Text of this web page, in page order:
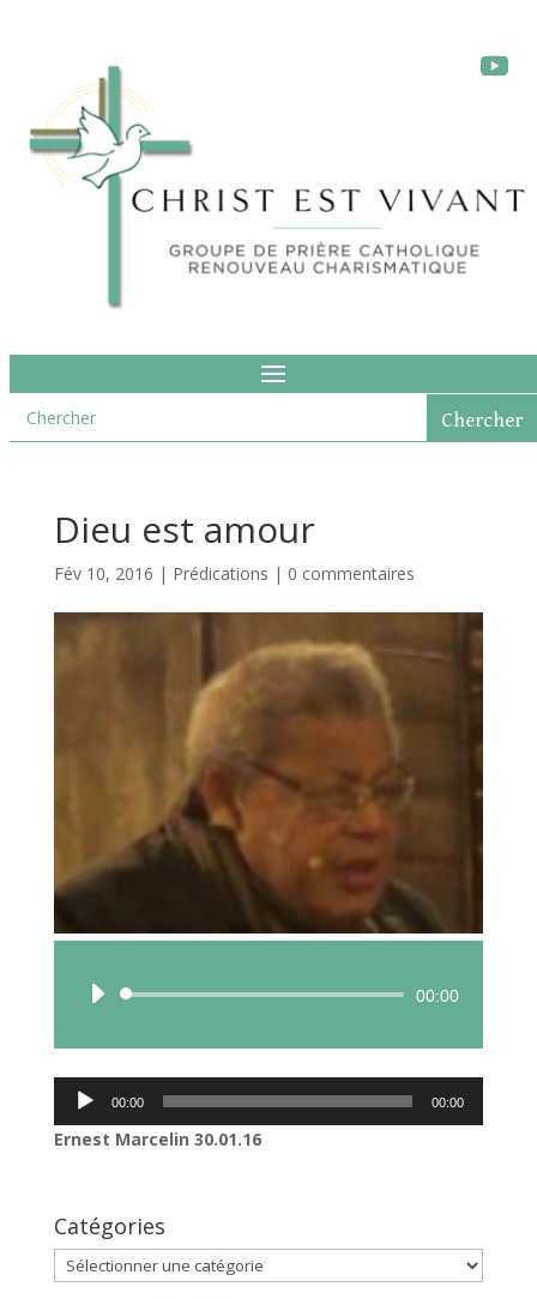
Dieu est amour
Fév 10, 2016 | Prédications | 0 commentaires
Lecteur
00:00
Lecteur
00:00 00:00
Ernest Marcelin 30.01.16
Catégories
Catégories